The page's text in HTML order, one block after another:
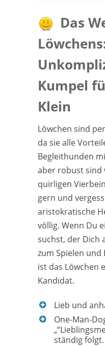
Das
Kumpel
Klein
Löwchen sind
da sie alle
Begleithunden
aber robust sind
quirligen
gern und
aristokratische
völlig. Wenn Du
suchst, der Dich
zum Spielen und
ist das Löwchen
Kandidat.
Lieb und
One-Man-
ständig folgt.